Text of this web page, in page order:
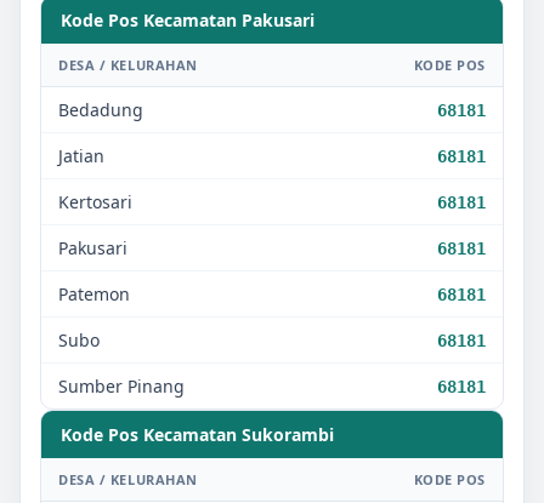
Kode Pos Kecamatan Pakusari
DESA / KELURAHAN KODE POS
Bedadung 68181
Jatian 68181
Kertosari 68181
Pakusari 68181
Patemon 68181
Subo 68181
Sumber Pinang 68181
Kode Pos Kecamatan Sukorambi
DESA / KELURAHAN KODE POS